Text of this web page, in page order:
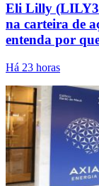
Eli Lilly
na carteira de
entenda por
Há 23 horas